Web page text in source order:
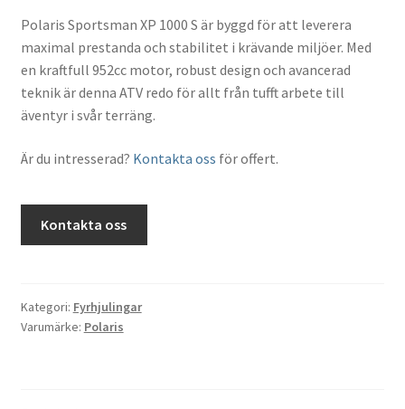
Polaris Sportsman XP 1000 S är byggd för att leverera
maximal prestanda och stabilitet i krävande miljöer. Med
en kraftfull 952cc motor, robust design och avancerad
teknik är denna ATV redo för allt från tufft arbete till
äventyr i svår terräng.
Är du intresserad? Kontakta oss för offert.
Kontakta oss
Kategori: Fyrhjulingar
Varumärke: Polaris